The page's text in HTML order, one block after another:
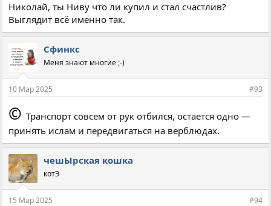
Николай, ты Ниву что ли купил и стал счастлив?
Выглядит всё именно так.
Сфинкс
Меня знают многие ;-)
10 Мар 2025 #93
©Транспорт совсем от рук отбился, остается одно —
принять ислам и передвигаться на верблюдах.
чешЫрская кошка
котЭ
15 Мар 2025 #94